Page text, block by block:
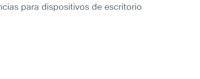
para dispositivos de escritorio